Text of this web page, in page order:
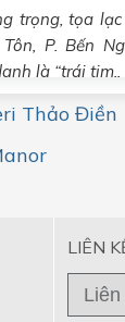
trọng, tọa
P. Bến
là “trái tim..
Thảo Điền
LIÊN